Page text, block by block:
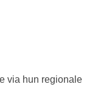
via hun regionale